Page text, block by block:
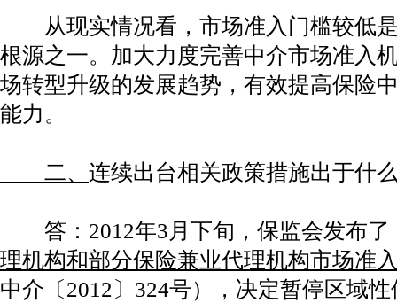
从现实情况看，市场准入门槛较低是
根源之一。加大力度完善中介市场准入
场转型升级的发展趋势，有效提高保险
能力。
二、 连续出台相关政策措施出于什
答：2012年3月下旬，保监会发布了
理机构和部分保险兼业代理机构市场准
中介〔2012〕324号），决定暂停区域